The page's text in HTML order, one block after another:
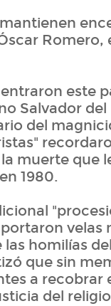
Romero,
este
Salvador
del
muerte que
1980.
velas
homilías
que sin
a recobrar
del